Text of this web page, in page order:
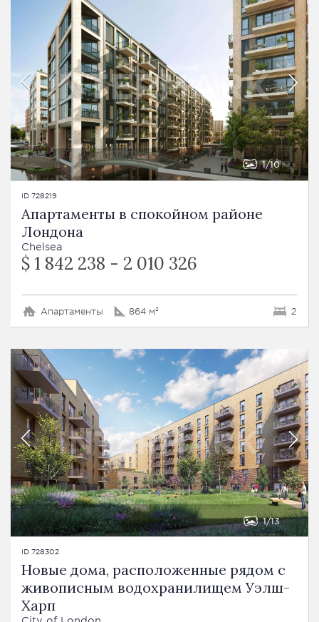
1 10
ID 728219
Апартаменты в спокойном районе
Лондона
Chelsea
$ 1 842 238 - 2 010 326
Апартаменты 864 м² 2
1 13
ID 728302
Новые дома, расположенные рядом с
живописным водохранилищем Уэлш-
Харп